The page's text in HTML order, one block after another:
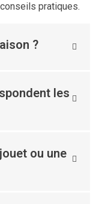
pratiques.
?
les
ou une